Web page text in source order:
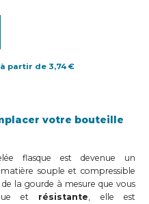
partir de 3,74 €
votre bouteille
flasque est devenue un
souple et compressible
la gourde à mesure que vous
et résistante, elle est